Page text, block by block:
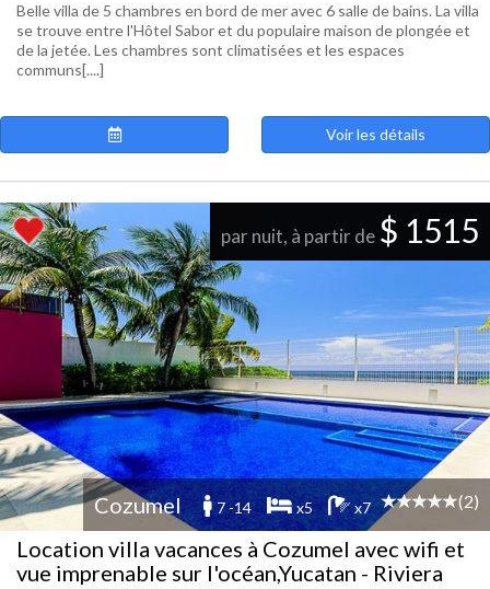
Belle villa de 5 chambres en bord de mer avec 6 salle de bains. La villa
se trouve entre l'Hôtel Sabor et du populaire maison de plongée et
de la jetée. Les chambres sont climatisées et les espaces
communs[....]
Voir les détails
par nuit, à partir de $ 1515
Cozumel 7 -14 x5 x7 (2)
Location villa vacances à Cozumel avec wifi et
vue imprenable sur l'océan,Yucatan - Riviera